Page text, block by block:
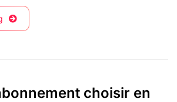
choisir en